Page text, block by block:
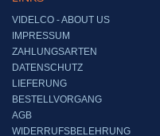
VIDELCO - ABOUT US
IMPRESSUM
ZAHLUNGSARTEN
DATENSCHUTZ
LIEFERUNG
BESTELLVORGANG
AGB
WIDERRUFSBELEHRUNG